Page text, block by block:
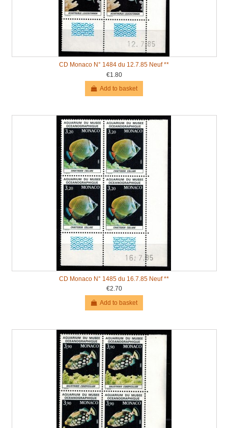
CD Monaco N° 1484 du 12.7.85 Neuf **
€1.80
Add to basket
CD Monaco N° 1485 du 16.7.85 Neuf **
€2.70
Add to basket